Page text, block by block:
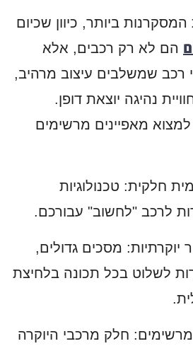
ביותר, כיוון שכיום
הם לא רק רכבים, אלא
רכב שמשלבים עיצוב מרהיב,
נהיגה יוצאת דופן.
מאפיינים מרשימים
חלקית: טכנולוגיות
לרכב "לחשוב" עבורכם.
יוקרתיות: מסכים גדולים,
לשלוט בכל תכונה בלחיצת
מרשימים: חלק מרכבי היוקרה